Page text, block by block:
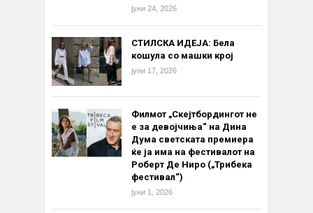
јуни 24, 2026
СТИЛСКА ИДЕЈА: Бела
кошула со машки крој
јуни 17, 2026
Филмот „Скејтбордингот не
е за девојчиња“ на Дина
Дума светската премиера
ќе ја има на фестивалот на
Роберт Де Ниро („Трибека
фестивал“)
јуни 1, 2026